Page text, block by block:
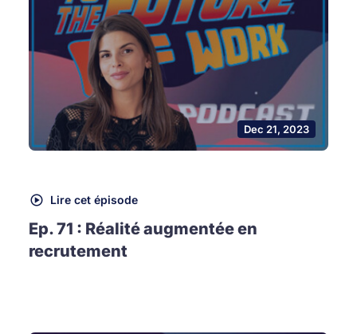
Dec 21, 2023
Lire cet épisode
Ep. 71 : Réalité augmentée en
recrutement